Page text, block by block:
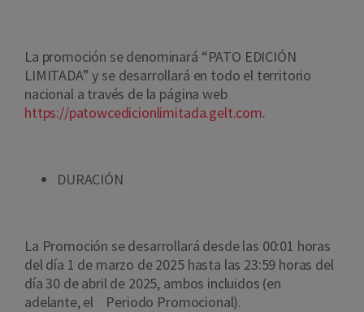
La promoción se denominará “PATO EDICIÓN
LIMITADA” y se desarrollará en todo el territorio
nacional a través de la página web
https://patowcedicionlimitada.gelt.com.
DURACIÓN
La Promoción se desarrollará desde las 00:01 horas
del día 1 de marzo de 2025 hasta las 23:59 horas del
día 30 de abril de 2025, ambos incluidos (en
adelante, el Periodo Promocional).